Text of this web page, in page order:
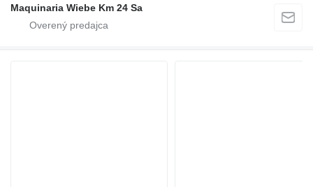
Maquinaria Wiebe Km 24 Sa